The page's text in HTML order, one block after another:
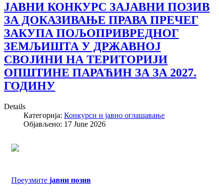
JАВНИ КОНКУРС ЗАЈАВНИ ПОЗИВ
ЗА ДОКАЗИВАЊЕ ПРАВА ПРЕЧЕГ
ЗАКУПА ПОЉОПРИВРЕДНОГ
ЗЕМЉИШТА У ДРЖАВНОЈ
СВОЈИНИ НА ТЕРИТОРИЈИ
ОПШТИНЕ ПАРАЋИН ЗА ЗА 2027.
ГОДИНУ
Details
Категорија: Конкурси и јавно оглашавање
Објављено: 17 June 2026
Преузмите јавни позив